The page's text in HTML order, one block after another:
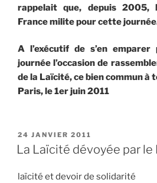
rappelait que, depuis 2005,
France milite pour cette
A l’exécutif de s’en
journée l’occasion de
de la Laïcité, ce bien commun à
Paris, le 1er juin 2011
PUBLIÉ
LE
24 JANVIER 2011
La Laïcité dévoyée par
laïcité et devoir de solidarité